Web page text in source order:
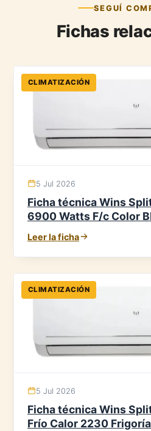
SEGUÍ
Fichas
CLIMATIZACIÓN
5 Jul 2026
Ficha técnica Wins
6900 Watts F/c Color
Leer la ficha
CLIMATIZACIÓN
5 Jul 2026
Ficha técnica Wins
Frío Calor 2230